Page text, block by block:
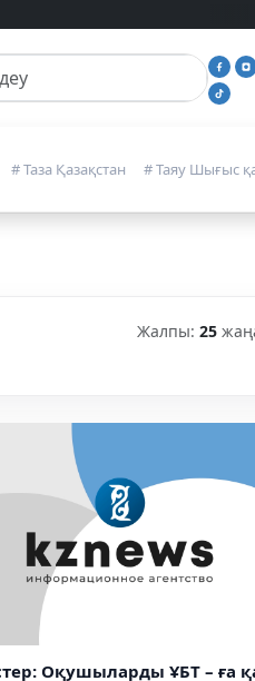
# Таза Қазақстан # Таяу Шығыс
Жалпы: 25
Оқушыларды ҰБТ – ға